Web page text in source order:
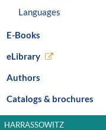
Languages
E-Books
eLibrary
Authors
Catalogs & brochures
HARRASSOWITZ